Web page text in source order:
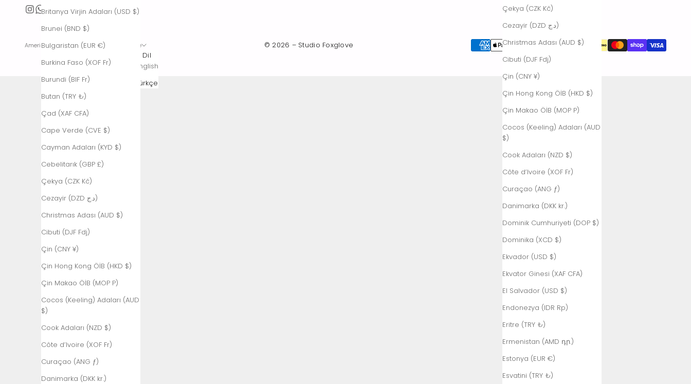
Çekya (CZK Kč)
Cezayir (DZD د.ج)
Christmas Adası (AUD $)
Cibuti (DJF Fdj)
Çin (CNY ¥)
Çin Hong Kong ÖİB (HKD $)
Çin Makao ÖİB (MOP P)
Cocos (Keeling) Adaları (AUD
$)
Cook Adaları (NZD $)
Côte d’Ivoire (XOF Fr)
Curaçao (ANG ƒ)
Danimarka (DKK kr.)
Dominik Cumhuriyeti (DOP $)
Dominika (XCD $)
Ekvador (USD $)
Ekvator Ginesi (XAF CFA)
El Salvador (USD $)
Endonezya (IDR Rp)
Eritre (TRY ₺)
Ermenistan (AMD դր.)
Estonya (EUR €)
Esvatini (TRY ₺)
Britanya Virjin Adaları (USD $)
Brunei (BND $)
Bulgaristan (EUR €)
Burkina Faso (XOF Fr)
Burundi (BIF Fr)
Butan (TRY ₺)
Çad (XAF CFA)
Cape Verde (CVE $)
Cayman Adaları (KYD $)
Cebelitarık (GBP £)
Çekya (CZK Kč)
Cezayir (DZD د.ج)
Christmas Adası (AUD $)
Cibuti (DJF Fdj)
Çin (CNY ¥)
Çin Hong Kong ÖİB (HKD $)
Çin Makao ÖİB (MOP P)
Cocos (Keeling) Adaları (AUD
$)
Cook Adaları (NZD $)
Côte d’Ivoire (XOF Fr)
Curaçao (ANG ƒ)
Danimarka (DKK kr.)
Amerika Birleşik Devletleri (USD $)
ABD Küçük
Harici Adaları
Åland Adaları
(EUR €)
Almanya (EUR
€)
Amerika
Birleşik
Devletleri
(USD $)
Andorra (EUR
€)
Angola (TRY
$)
Barbuda (XCD
$)
Arjantin (TRY
Türkçe
Dil
English
Türkçe
© 2026 – Studio Foxglove